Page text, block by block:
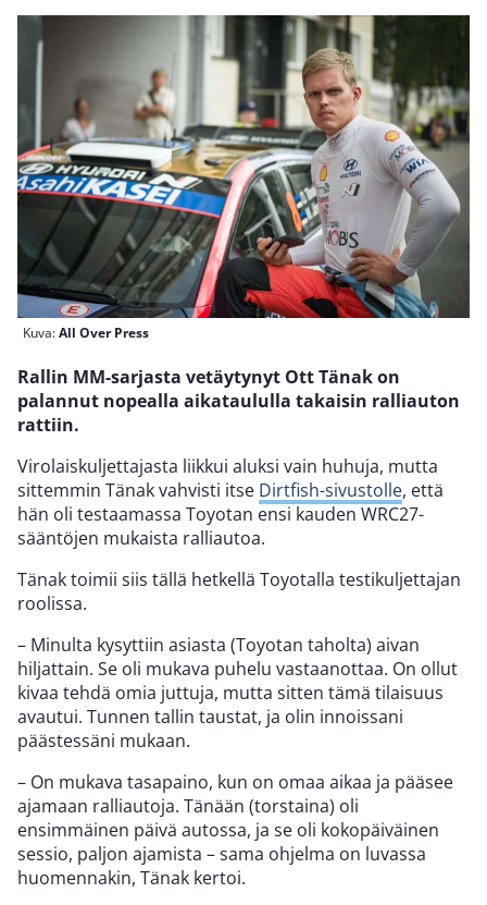
Kuva:All Over Press
Rallin MM-sarjasta vetäytynyt Ott Tänak on
palannut nopealla aikataululla takaisin ralliauton
rattiin.
Virolaiskuljettajasta liikkui aluksi vain huhuja, mutta
sittemmin Tänak vahvisti itse Dirtfish-sivustolle, että
hän oli testaamassa Toyotan ensi kauden WRC27-
sääntöjen mukaista ralliautoa.
Tänak toimii siis tällä hetkellä Toyotalla testikuljettajan
roolissa.
– Minulta kysyttiin asiasta (Toyotan taholta) aivan
hiljattain. Se oli mukava puhelu vastaanottaa. On ollut
kivaa tehdä omia juttuja, mutta sitten tämä tilaisuus
avautui. Tunnen tallin taustat, ja olin innoissani
päästessäni mukaan.
– On mukava tasapaino, kun on omaa aikaa ja pääsee
ajamaan ralliautoja. Tänään (torstaina) oli
ensimmäinen päivä autossa, ja se oli kokopäiväinen
sessio, paljon ajamista – sama ohjelma on luvassa
huomennakin, Tänak kertoi.